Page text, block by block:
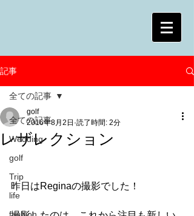
記事
全ての記事
Wedding
golf
Trip
life
全ての記事
レザレクション
golf
2016年8月2日 読了時間: 2分
昨日はReginaの撮影でした！